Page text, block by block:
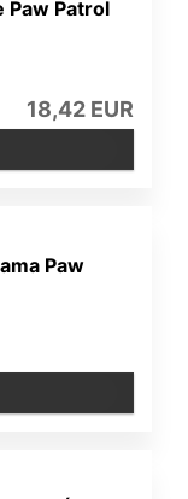
Paw Patrol
18,42 EUR
Paw